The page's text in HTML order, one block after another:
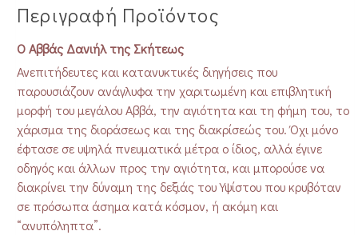
Περιγραφή Προϊόντος
Ο Αββάς Δανιήλ της Σκήτεως
Ανεπιτήδευτες και κατανυκτικές διηγήσεις που
παρουσιάζουν ανάγλυφα την χαριτωμένη και επιβλητική
μορφή του μεγάλου Αββά, την αγιότητα και τη φήμη του, το
χάρισμα της διοράσεως και της διακρίσεώς του. Όχι μόνο
έφτασε σε υψηλά πνευματικά μέτρα ο ίδιος, αλλά έγινε
οδηγός και άλλων προς την αγιότητα, και μπορούσε να
διακρίνει την δύναμη της δεξιάς του Υψίστου που κρυβόταν
σε πρόσωπα άσημα κατά κόσμον, ή ακόμη και
“ανυπόληπτα”.